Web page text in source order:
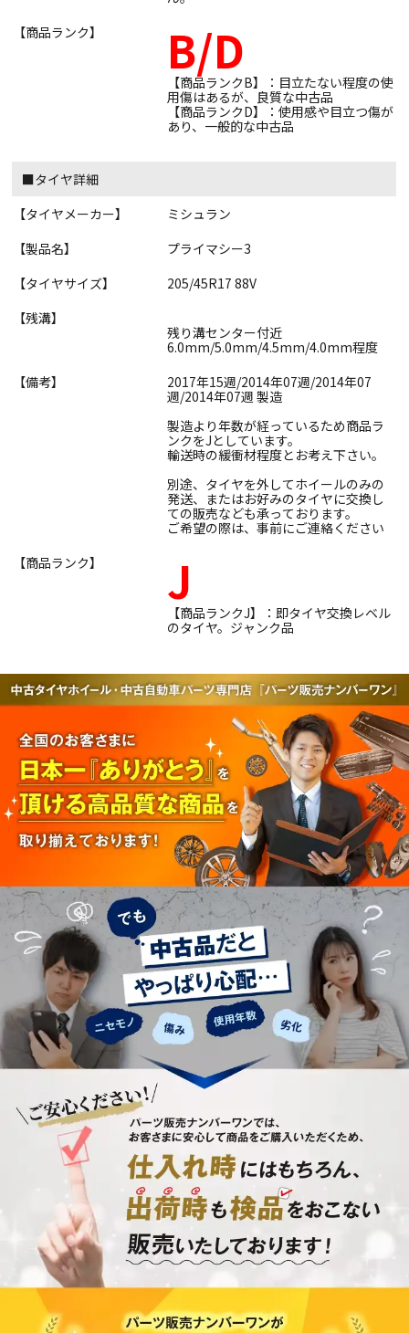
【商品ランク】
B/D
【商品ランクB】：目立たない程度の使
用傷はあるが、良質な中古品
【商品ランクD】：使用感や目立つ傷が
あり、一般的な中古品
■タイヤ詳細
【タイヤメーカー】
ミシュラン
【製品名】
プライマシー3
【タイヤサイズ】
205/45R17 88V
【残溝】
残り溝センター付近
6.0mm/5.0mm/4.5mm/4.0mm程度
【備考】
2017年15週/2014年07週/2014年07
週/2014年07週 製造
製造より年数が経っているため商品ラ
ンクをJとしています。
輸送時の緩衝材程度とお考え下さい。
別途、タイヤを外してホイールのみの
発送、またはお好みのタイヤに交換し
ての販売なども承っております。
ご希望の際は、事前にご連絡ください
【商品ランク】
J
【商品ランクJ】：即タイヤ交換レベル
のタイヤ。ジャンク品